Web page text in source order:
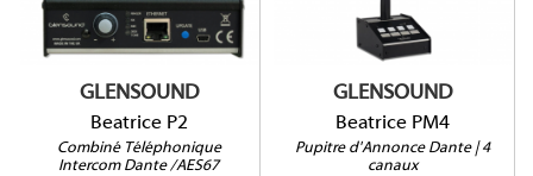
GLENSOUND
Beatrice P2
Combiné Téléphonique
Intercom Dante /AES67
2 canaux
GLENSOUND
Beatrice PM4
Pupitre d'Annonce Dante | 4
canaux